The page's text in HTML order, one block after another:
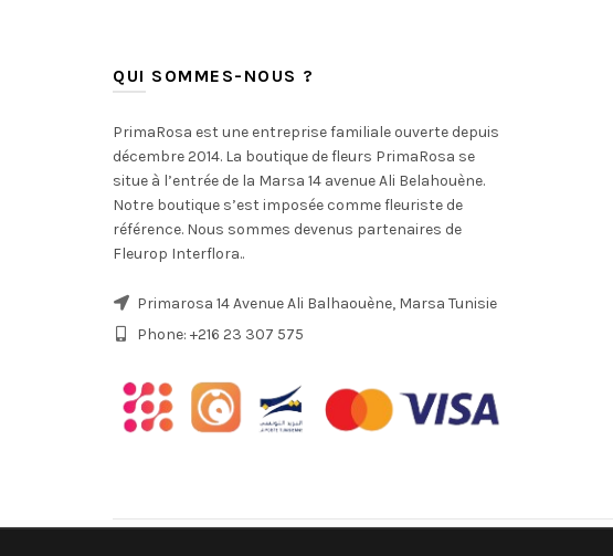
QUI SOMMES-NOUS ?
PrimaRosa est une entreprise familiale ouverte depuis
décembre 2014. La boutique de fleurs PrimaRosa se
situe à l’entrée de la Marsa 14 avenue Ali Belahouène.
Notre boutique s’est imposée comme fleuriste de
référence. Nous sommes devenus partenaires de
Fleurop Interflora..
Primarosa 14 Avenue Ali Balhaouène, Marsa Tunisie
Phone: +216 23 307 575